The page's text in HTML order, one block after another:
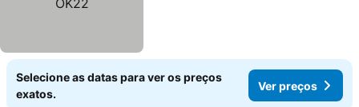
Selecione as datas para ver os preços
exatos.
Ver preços